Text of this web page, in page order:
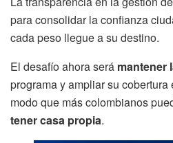
para consolidar la confianza
cada peso llegue a su destino.
El desafío ahora será mantener
programa y ampliar su
modo que más colombianos
tener casa propia.